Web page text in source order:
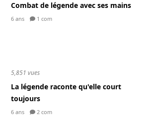
Combat de légende avec ses mains
6 ans 1 com
5,851 vues
La légende raconte qu'elle court
toujours
6 ans 2 com